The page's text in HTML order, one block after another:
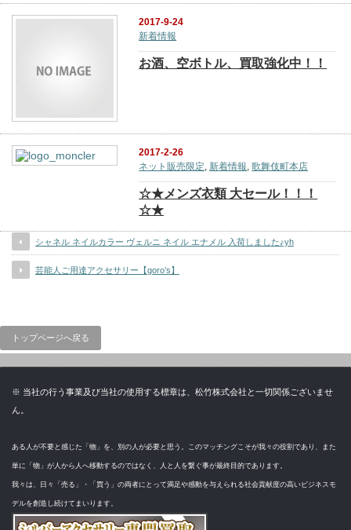
2017-9-24
新着情報
お酒、空ボトル、買取強化中！！
2017-2-26
ネット販売限定, 新着情報,歌舞伎町本店
☆★メンズ衣類 大セール！！！
☆★
シャネル ネイルカラー ヴェルニ ネイル エナメル 入荷しました♪yh
芸能人ご用達アクセサリー【goro’s】
トップページへ戻る
※ 当社の行う事業及び当社の使用する標章は、松竹株式会社と一切関係ございませ
ん。
ある人が不要と感じた「物」を、別の人が必要と思う。このマッチングこそが我々の役割であり、また
単に「物」が人から人へ移動するのではなく、人と人を繋ぐ事が最終目的であります。
我々は、日々「売る」・「買う」の両者にとって満足や感動を与えられる社会貢献度の高いビジネスモ
デルを創造し続けてまいります。